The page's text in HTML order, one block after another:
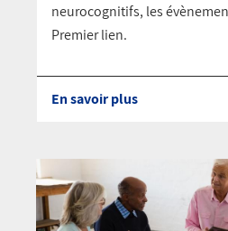
neurocognitifs, les
Premier lien.
En savoir plus